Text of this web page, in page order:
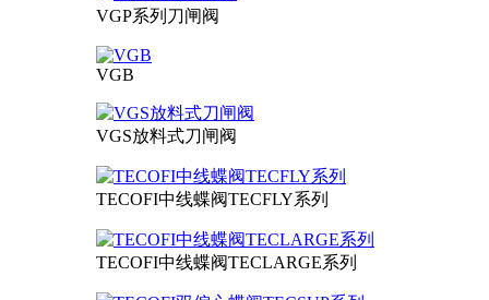
VGP系列刀闸阀
VGB
VGS放料式刀闸阀
TECOFI中线蝶阀TECFLY系列
TECOFI中线蝶阀TECLARGE系列